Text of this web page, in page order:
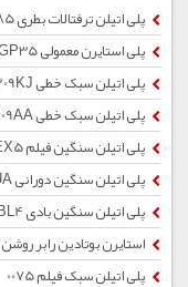
پلی اتیلن ترفتالات بطری BG785
پلی استایرن معمولی GP35
پلی اتیلن سبک خطی 0209KJ
پلی اتیلن سبک خطی 0209AA
پلی اتیلن سنگین فیلم EX5
پلی اتیلن سنگین دورانی 3840UA
پلی اتیلن سنگین بادی BL4
استایرن بوتادین رابر روشن 1502
پلی اتیلن سبک فیلم 0075